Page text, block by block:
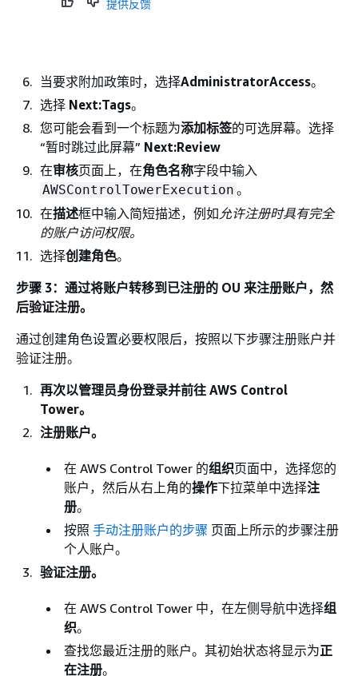
提供反馈
当要求附加政策时，选择AdministratorAccess。
选择 Next:Tags。
您可能会看到一个标题为添加标签的可选屏幕。选择
“暂时跳过此屏幕” Next:Review
在审核页面上，在角色名称字段中输入
AWSControlTowerExecution 。
在描述框中输入简短描述，例如允许注册时具有完全
的账户访问权限。
选择创建角色。
步骤 3：通过将账户转移到已注册的 OU 来注册账户，然
后验证注册。
通过创建角色设置必要权限后，按照以下步骤注册账户并
验证注册。
再次以管理员身份登录并前往 AWS Control
Tower。
注册账户。
在 AWS Control Tower 的组织页面中，选择您的
账户，然后从右上角的操作下拉菜单中选择注
册。
按照 手动注册账户的步骤 页面上所示的步骤注册
个人账户。
验证注册。
在 AWS Control Tower 中，在左侧导航中选择组
织。
查找您最近注册的账户。其初始状态将显示为正
在注册。